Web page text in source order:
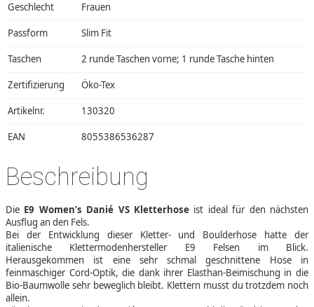
Geschlecht Frauen
Passform Slim Fit
Taschen 2 runde Taschen vorne; 1 runde Tasche hinten
Zertifizierung Öko-Tex
Artikelnr. 130320
EAN 8055386536287
Beschreibung
Die E9 Women’s Danié VS Kletterhose ist ideal für den nächsten
Ausflug an den Fels.
Bei der Entwicklung dieser Kletter- und Boulderhose hatte der
italienische Klettermodenhersteller E9 Felsen im Blick.
Herausgekommen ist eine sehr schmal geschnittene Hose in
feinmaschiger Cord-Optik, die dank ihrer Elasthan-Beimischung in die
Bio-Baumwolle sehr beweglich bleibt. Klettern musst du trotzdem noch
allein.